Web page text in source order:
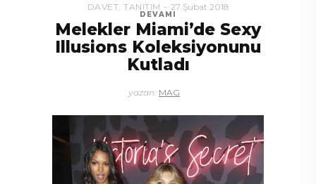
DEVAMI
DAVET TANITIM 27 Şubat 2018
Melekler Miami’de Sexy
Illusions Koleksiyonunu
Kutladı
yazan: MAG